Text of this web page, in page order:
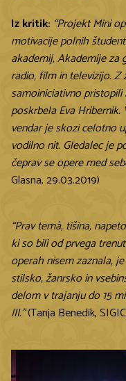
Iz kritik: “Projekt Mini
motivacije polnih
akademij, Akademije za
radio, film in televizijo.
samoiniciativno
poskrbela Eva
vendar je skozi celotno
vodilno nit. Gledalec je
čeprav se opere med
Glasna, 29.03.2019)
“Prav temà, tišina,
ki so bili od prvega
operah nisem zaznala,
stilsko, žanrsko in
delom v trajanju do 15
III.”(Tanja Benedik,